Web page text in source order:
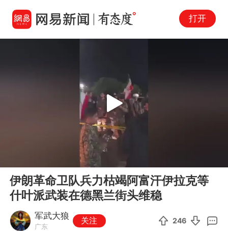
打开
Play
伊朗革命卫队兵力枯竭阿富汗伊拉克等
什叶派武装在德黑兰街头维稳
军武大狼
广东
关注 246